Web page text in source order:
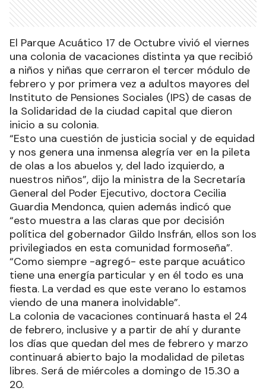
El Parque Acuático 17 de Octubre vivió el viernes
una colonia de vacaciones distinta ya que recibió
a niños y niñas que cerraron el tercer módulo de
febrero y por primera vez a adultos mayores del
Instituto de Pensiones Sociales (IPS) de casas de
la Solidaridad de la ciudad capital que dieron
inicio a su colonia.
“Esto una cuestión de justicia social y de equidad
y nos genera una inmensa alegría ver en la pileta
de olas a los abuelos y, del lado izquierdo, a
nuestros niños”, dijo la ministra de la Secretaría
General del Poder Ejecutivo, doctora Cecilia
Guardia Mendonca, quien además indicó que
“esto muestra a las claras que por decisión
política del gobernador Gildo Insfrán, ellos son los
privilegiados en esta comunidad formoseña”.
“Como siempre -agregó- este parque acuático
tiene una energía particular y en él todo es una
fiesta. La verdad es que este verano lo estamos
viendo de una manera inolvidable”.
La colonia de vacaciones continuará hasta el 24
de febrero, inclusive y a partir de ahí y durante
los días que quedan del mes de febrero y marzo
continuará abierto bajo la modalidad de piletas
libres. Será de miércoles a domingo de 15.30 a
20.